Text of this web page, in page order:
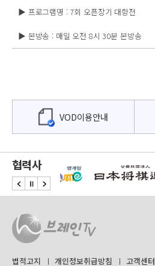
▶ 프로그램명 : 7회 오픈장기 대항전
▶ 본방송 : 매일 오전 8시 30분 본방송
VOD이용안내
협력사
법적고지 개인정보취급방침 고객센터